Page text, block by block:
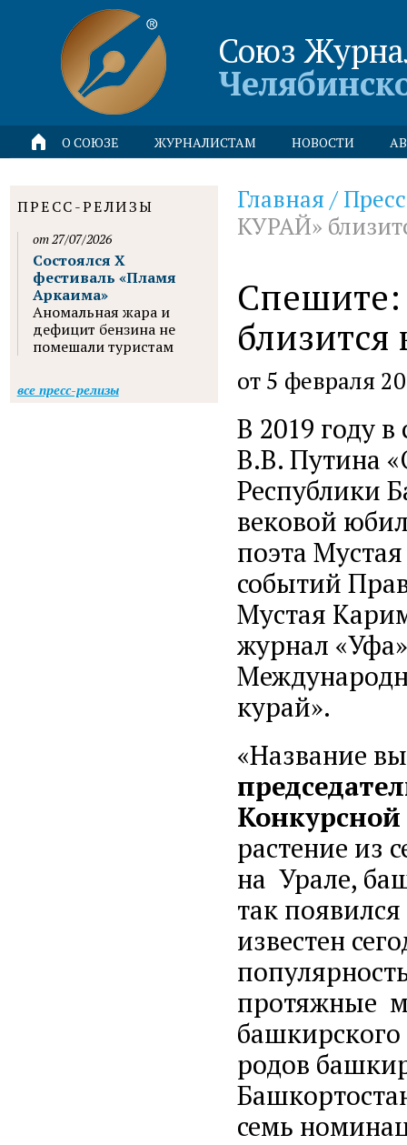
Союз
О СОЮЗЕ ЖУРНАЛИСТАМ НОВОСТИ
Главная /
КУРАЙ»
от 5 февраля
В 2019 году
В.В. Путина
Республики
вековой
поэта
событий
Мустая
журнал
курай».
«Название
растение из
на Урале,
так
известен
протяжные
родов
семь
ПРЕСС-РЕЛИЗЫ
от 27/07/2026
Состоялся X
фестиваль «Пламя
Аркаима»
Аномальная жара и
дефицит бензина не
помешали туристам
все пресс-релизы